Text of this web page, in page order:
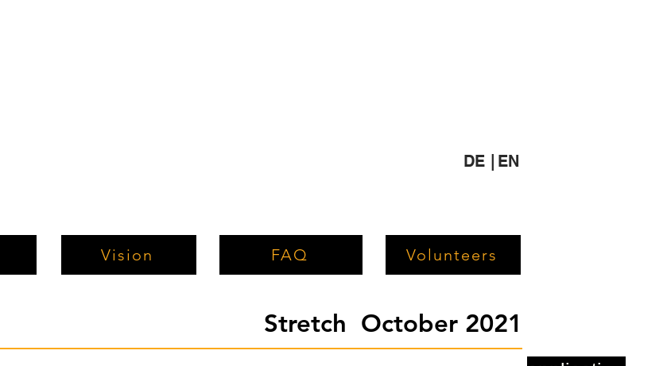
DE | EN
Stretch October 2021
Vision FAQ Volunteers